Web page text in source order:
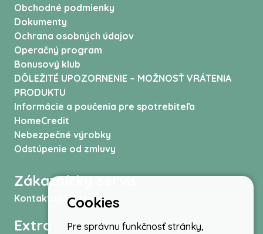
Obchodné podmienky
Dokumenty
Ochrana osobných údajov
Operačný program
Bonusový klub
DÔLEŽITÉ UPOZORNENIE – MOŽNOSŤ VRÁTENIA
PRODUKTU
Informácie a poučenia pre spotrebiteľa
HomeCredit
Nebezpečné výrobky
Odstúpenie od zmluvy
Zákaznícky servis
Kontaktujte nás
Extra
Cookies
Pre správnu funkčnosť stránky,